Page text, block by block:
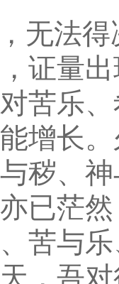
无法
证量
苦乐
增长
秽、
已茫
苦与
，吾